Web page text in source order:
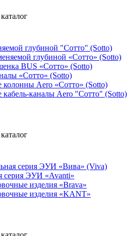
глубиной "Сотто" (Sotto)
глубиной «Сотто» (Sotto)
BUS «Сотто» (Sotto)
«Сотто» (Sotto)
Aero «Сотто» (Sotto)
каналы Aero "Сотто" (Sotto)
серия ЭУИ «Вива» (Viva)
серия ЭУИ «Avanti»
изделия «Brava»
изделия «KANT»